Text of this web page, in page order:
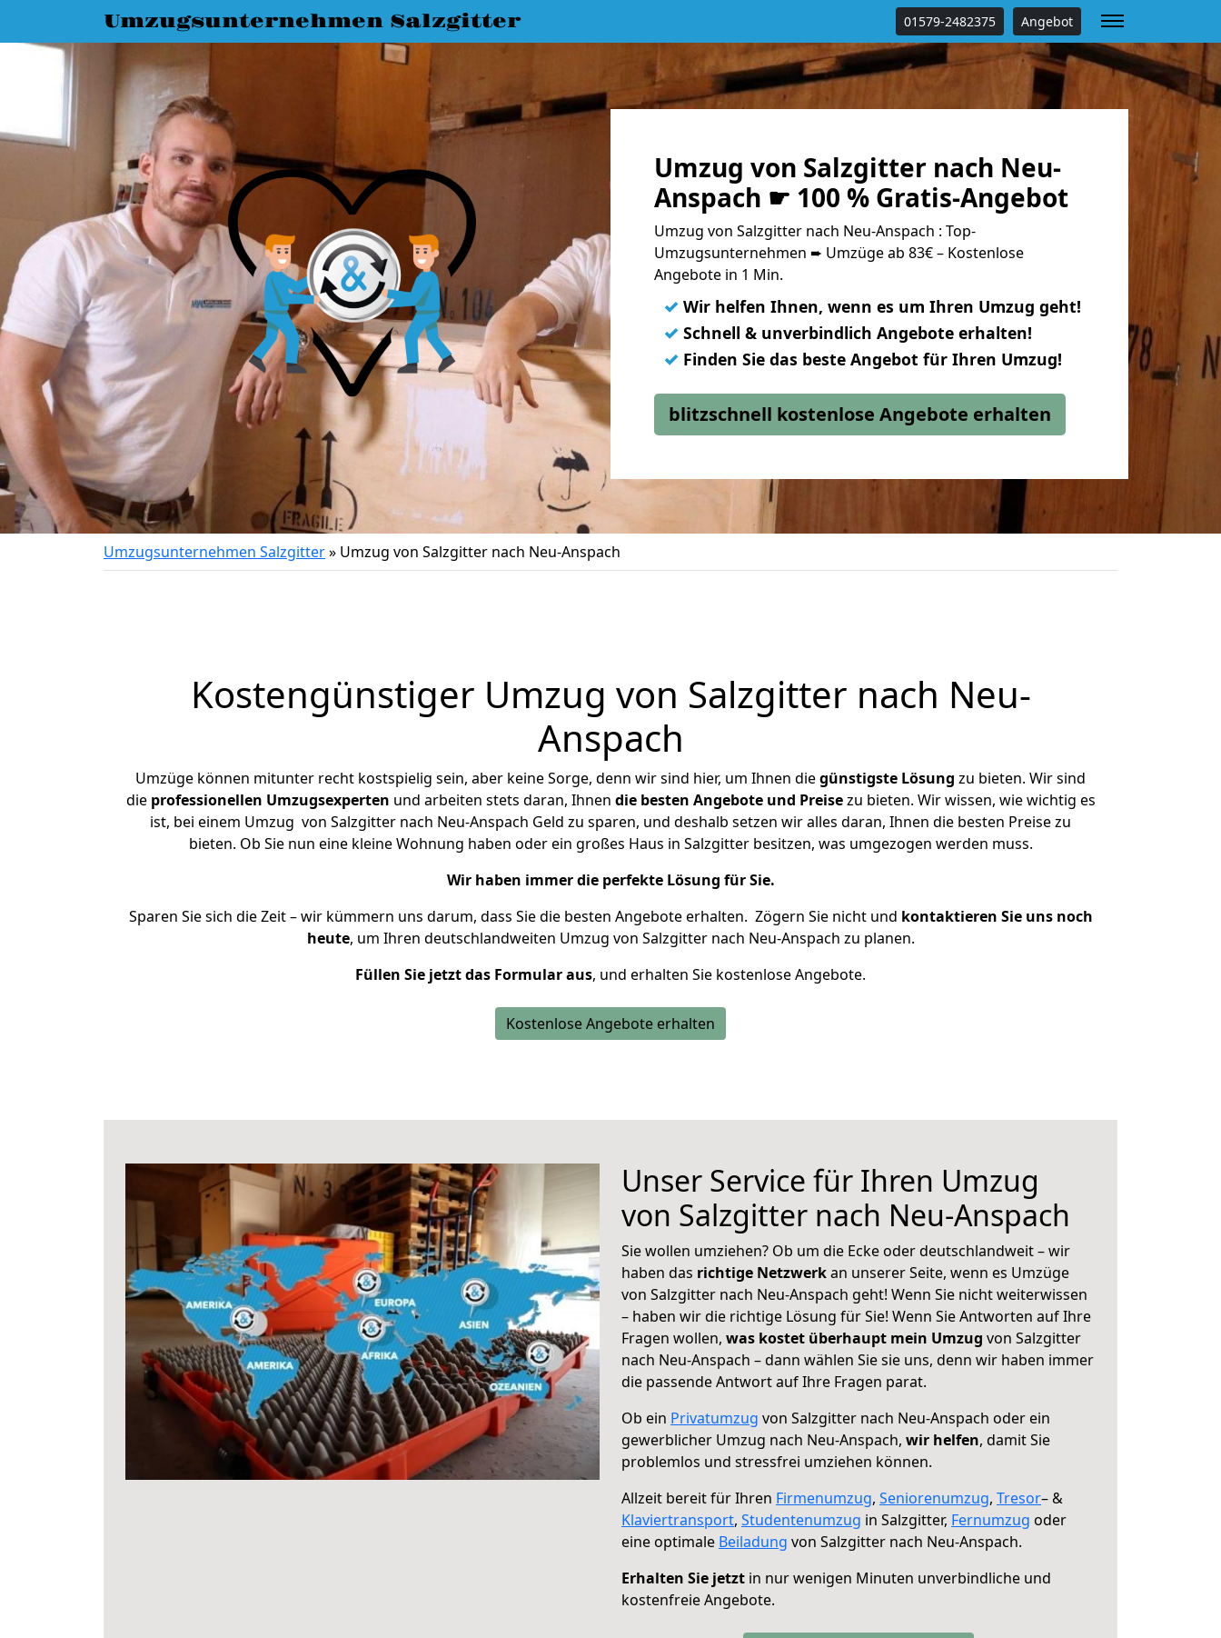
Umzugsunternehmen Salzgitter 01579-2482375 Angebot
Umzug von Salzgitter nach Neu-
Anspach ☛ 100 % Gratis-Angebot
Umzug von Salzgitter nach Neu-Anspach : Top-
Umzugsunternehmen ➨ Umzüge ab 83€ – Kostenlose
Angebote in 1 Min.
✓ Wir helfen Ihnen, wenn es um Ihren Umzug geht!
✓ Schnell & unverbindlich Angebote erhalten!
✓ Finden Sie das beste Angebot für Ihren Umzug!
blitzschnell kostenlose Angebote erhalten
Umzugsunternehmen Salzgitter» Umzug von Salzgitter nach Neu-Anspach
Kostengünstiger Umzug von Salzgitter nach Neu-
Anspach
Umzüge können mitunter recht kostspielig sein, aber keine Sorge, denn wir sind hier, um Ihnen diegünstigste Lösung zu bieten. Wir sind
die professionellen Umzugsexperten und arbeiten stets daran, Ihnen die besten Angebote und Preisezu bieten. Wir wissen, wie wichtig es
ist, bei einem Umzug von Salzgitter nach Neu-Anspach Geld zu sparen, und deshalb setzen wir alles daran, Ihnen die besten Preise zu
bieten. Ob Sie nun eine kleine Wohnung haben oder ein großes Haus in Salzgitter besitzen, was umgezogen werden muss.
Wir haben immer die perfekte Lösung für Sie.
Sparen Sie sich die Zeit – wir kümmern uns darum, dass Sie die besten Angebote erhalten. Zögern Sie nicht und kontaktieren Sie uns noch
heute, um Ihren deutschlandweiten Umzug von Salzgitter nach Neu-Anspach zu planen.
Füllen Sie jetzt das Formular aus, und erhalten Sie kostenlose Angebote.
Kostenlose Angebote erhalten
Unser Service für Ihren Umzug
von Salzgitter nach Neu-Anspach
Sie wollen umziehen? Ob um die Ecke oder deutschlandweit – wir
haben das richtige Netzwerkan unserer Seite, wenn es Umzüge
von Salzgitter nach Neu-Anspach geht! Wenn Sie nicht weiterwissen
– haben wir die richtige Lösung für Sie! Wenn Sie Antworten auf Ihre
Fragen wollen, was kostet überhaupt mein Umzug von Salzgitter
nach Neu-Anspach – dann wählen Sie sie uns, denn wir haben immer
die passende Antwort auf Ihre Fragen parat.
Ob ein Privatumzug von Salzgitter nach Neu-Anspach oder ein
gewerblicher Umzug nach Neu-Anspach, wir helfen, damit Sie
problemlos und stressfrei umziehen können.
Allzeit bereit für Ihren Firmenumzug, Seniorenumzug, Tresor– &
Klaviertransport, Studentenumzug in Salzgitter, Fernumzug oder
eine optimale Beiladung von Salzgitter nach Neu-Anspach.
Erhalten Sie jetzt in nur wenigen Minuten unverbindliche und
kostenfreie Angebote.